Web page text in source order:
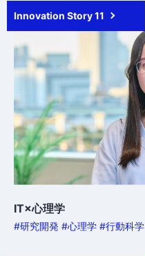
Innovation Story 11
IT×心理学
#研究開発 #心理学 #行動科学